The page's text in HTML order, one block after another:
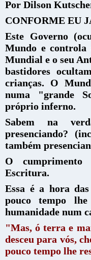
Por Dilson
CONFORME EU
Este Governo
Mundo e controla
Mundial e o seu
bastidores
crianças. O
numa "grande
próprio inferno.
Sabem na
presenciando?
também
O cumprimento
Escritura.
Essa é a hora
pouco tempo
humanidade num
"Mas, ó terra e
desceu para vós,
pouco tempo lhe